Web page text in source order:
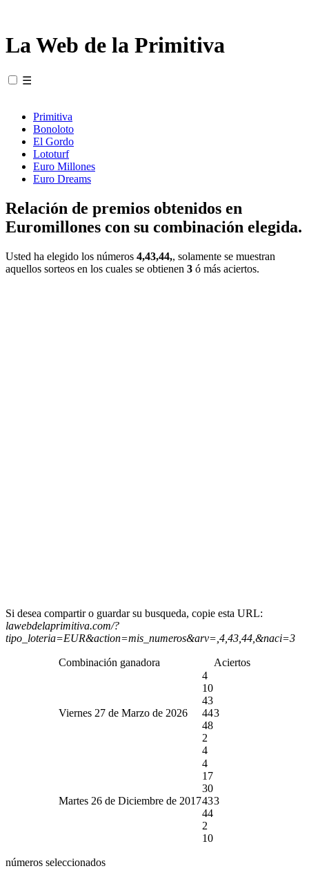
La Web de la Primitiva
☰
Primitiva
Bonoloto
El Gordo
Lototurf
Euro Millones
Euro Dreams
Relación de premios obtenidos en
Euromillones con su combinación elegida.
Usted ha elegido los números 4,43,44,, solamente se muestran
aquellos sorteos en los cuales se obtienen 3 ó más aciertos.
Si desea compartir o guardar su busqueda, copie esta URL:
lawebdelaprimitiva.com/?
tipo_loteria=EUR&action=mis_numeros&arv=,4,43,44,&naci=3
Combinación ganadora Aciertos
Viernes 27 de Marzo de 2026
4
10
43
44
48
2
4
3
Martes 26 de Diciembre de 2017
4
17
30
43
44
2
10
3
números seleccionados